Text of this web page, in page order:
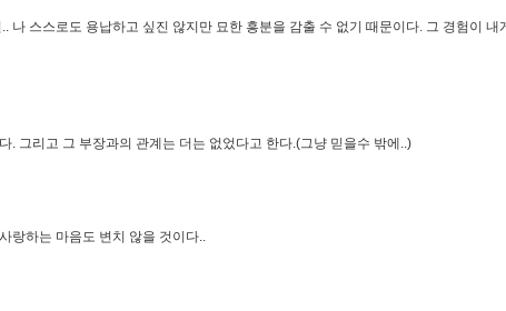
스스로도 용납하고 싶진 않지만 묘한 흥분을 감출 수 없기 때문이다. 그 경험이
. 그리고 그 부장과의 관계는 더는 없었다고 한다.(그냥 믿을수 밖에..)
랑하는 마음도 변치 않을 것이다..